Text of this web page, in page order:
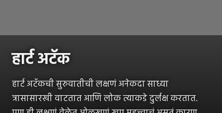
हार्ट अटॅक
हार्ट अटॅकची सुरुवातीची लक्षणं अनेकदा साध्या
त्रासासारखी वाटतात आणि लोक त्याकडे दुर्लक्ष करतात.